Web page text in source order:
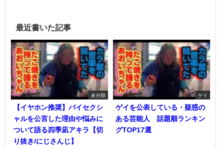
最近書いた記事
未分類
【イヤホン推奨】バイセクシ
ャルを公言した理由や悩みに
ついて語る四季凪アキラ【切
り抜き/にじさんじ】
ゲイ
ゲイを公表している・疑惑の
ある芸能人 話題順ランキン
グTOP17選